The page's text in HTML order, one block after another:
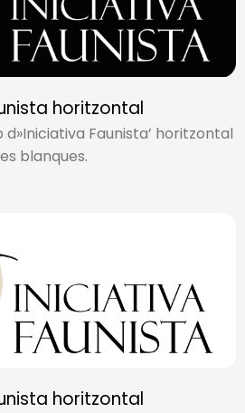
horitzontal
Faunista’ horitzontal
blanques.
horitzontal